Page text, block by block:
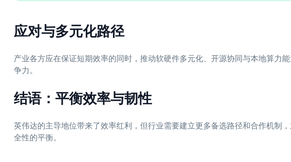
应对与多元化路径
产业各方应在保证短期效率的同时，推动软硬件多元化、开源协同与本地算力
争力。
结语：平衡效率与韧性
英伟达的主导地位带来了效率红利，但行业需要建立更多备选路径和合作机制
全性的平衡。